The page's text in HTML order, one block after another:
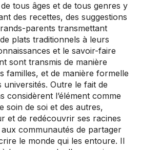
tous âges et de tous genres y
des recettes, des suggestions
parents transmettant
plats traditionnels à leurs
et le savoir-faire
sont transmis de manière
familles, et de manière formelle
universités. Outre le fait de
considèrent l’élément comme
soin de soi et des autres,
et de redécouvrir ses racines
communautés de partager
le monde qui les entoure. Il